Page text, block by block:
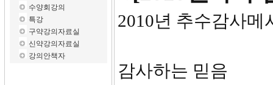
수양회강의
특강
구약강의자료실
신약강의자료실
강의안책자
2010년 추
감사하는 믿음